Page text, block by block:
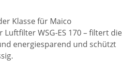
Klasse für Maico
WSG-ES 170 – filtert die
energiesparend und schützt